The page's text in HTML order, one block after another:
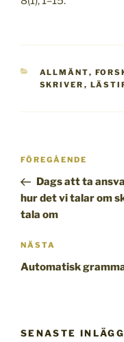
KATEGORIER
ALLMÄNT,
SKRIVER ,
Föregående
inlägg
FÖREGÅENDE
Dags att ta
hur det vi talar om
tala om
Nästa
inlägg
NÄSTA
Automatisk
SENASTE